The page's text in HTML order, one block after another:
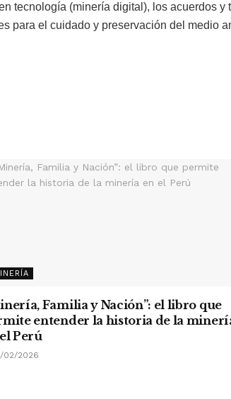
tecnología (minería digital), los acuerdos
para el cuidado y preservación del medio
Familia y Nación”: el libro que
entender la historia de la
Perú
02/2026